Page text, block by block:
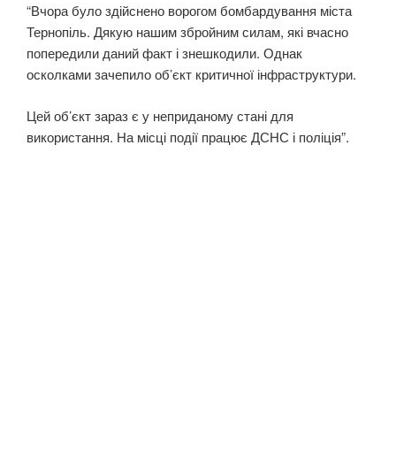
“Вчора було здійснено ворогом бомбардування міста
Тернопіль. Дякую нашим збройним силам, які вчасно
попередили даний факт і знешкодили. Однак
осколками зачепило об’єкт критичної інфраструктури.
Цей об’єкт зараз є у неприданому стані для
використання. На місці події працює ДСНС і поліція”.